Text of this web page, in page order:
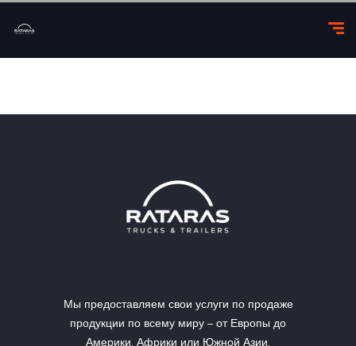
Мы предоставляем свои услуги по продаже
продукции по всему миру – от Европы до
Америки, Африки или Южной Азии.